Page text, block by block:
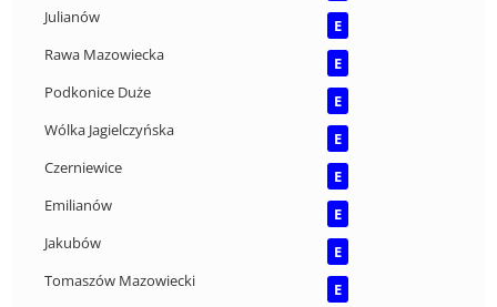
Julianów
E
Rawa Mazowiecka
E
Podkonice Duże
E
Wólka Jagielczyńska
E
Czerniewice
E
Emilianów
E
Jakubów
E
Tomaszów Mazowiecki
E